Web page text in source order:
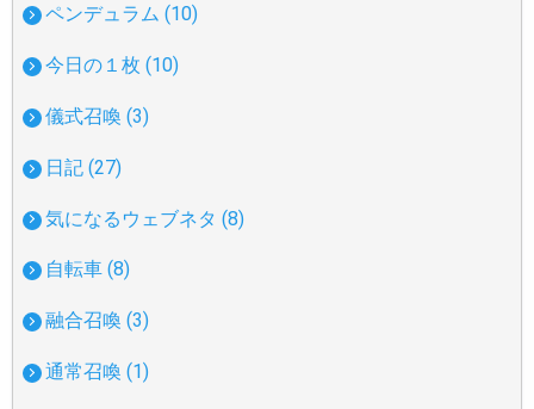
ペンデュラム (10)
今日の１枚 (10)
儀式召喚 (3)
日記 (27)
気になるウェブネタ (8)
自転車 (8)
融合召喚 (3)
通常召喚 (1)